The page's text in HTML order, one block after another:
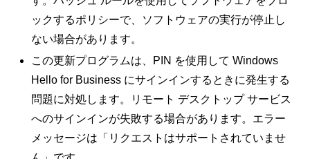
ックするポリシーで、ソフトウェアの実行が停止し
ない場合があります。
この更新プログラムは、PIN を使用して Windows
Hello for Business にサインインするときに発生する
問題に対処します。リモート デスクトップ サービス
へのサインインが失敗する場合があります。エラー
メッセージは「リクエストはサポートされていませ